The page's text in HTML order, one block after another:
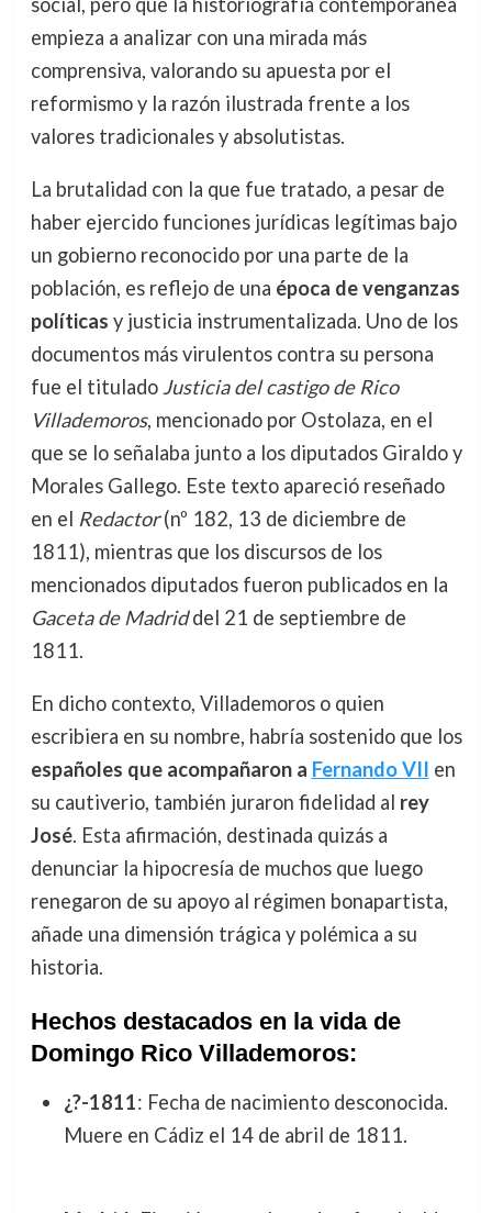
empieza a analizar con una mirada más
comprensiva, valorando su apuesta por el
reformismo y la razón ilustrada frente a los
valores tradicionales y absolutistas.
La brutalidad con la que fue tratado, a pesar de
haber ejercido funciones jurídicas legítimas bajo
un gobierno reconocido por una parte de la
población, es reflejo de una época de venganzas
políticas y justicia instrumentalizada. Uno de los
documentos más virulentos contra su persona
fue el titulado Justicia del castigo de Rico
Villademoros, mencionado por Ostolaza, en el
que se lo señalaba junto a los diputados Giraldo y
Morales Gallego. Este texto apareció reseñado
en el Redactor(nº 182, 13 de diciembre de
1811), mientras que los discursos de los
mencionados diputados fueron publicados en la
Gaceta de Madriddel 21 de septiembre de
1811.
En dicho contexto, Villademoros o quien
escribiera en su nombre, habría sostenido que los
españoles que acompañaron a Fernando VII en
su cautiverio, también juraron fidelidad al rey
José. Esta afirmación, destinada quizás a
denunciar la hipocresía de muchos que luego
renegaron de su apoyo al régimen bonapartista,
añade una dimensión trágica y polémica a su
historia.
Hechos destacados en la vida de
Domingo Rico Villademoros:
¿?-1811: Fecha de nacimiento desconocida.
Muere en Cádiz el 14 de abril de 1811.